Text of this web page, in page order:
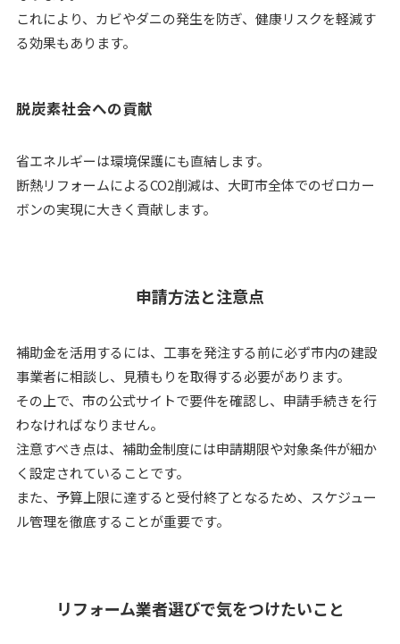
これにより、カビやダニの発生を防ぎ、健康リスクを軽減す
る効果もあります。
脱炭素社会への貢献
省エネルギーは環境保護にも直結します。
断熱リフォームによるCO2削減は、大町市全体でのゼロカー
ボンの実現に大きく貢献します。
申請方法と注意点
補助金を活用するには、工事を発注する前に必ず市内の建設
事業者に相談し、見積もりを取得する必要があります。
その上で、市の公式サイトで要件を確認し、申請手続きを行
わなければなりません。
注意すべき点は、補助金制度には申請期限や対象条件が細か
く設定されていることです。
また、予算上限に達すると受付終了となるため、スケジュー
ル管理を徹底することが重要です。
リフォーム業者選びで気をつけたいこと